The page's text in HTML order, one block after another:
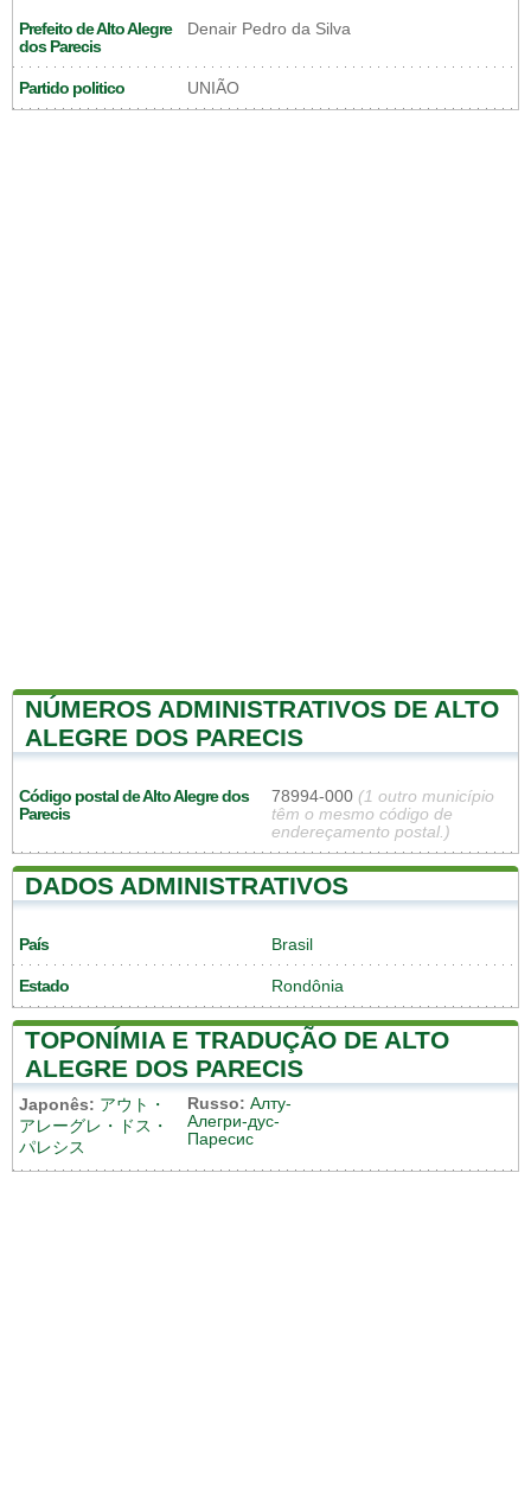
Prefeito de Alto Alegre
dos Parecis
Denair Pedro da Silva
Partido politico UNIÃO
NÚMEROS ADMINISTRATIVOS DE ALTO
ALEGRE DOS PARECIS
Código postal de Alto Alegre dos
Parecis
78994-000 (1 outro município
têm o mesmo código de
endereçamento postal.)
DADOS ADMINISTRATIVOS
País Brasil
Estado Rondônia
TOPONÍMIA E TRADUÇÃO DE ALTO
ALEGRE DOS PARECIS
Japonês: アウト・
アレーグレ・ドス・
パレシス
Russo: Алту-
Алегри-дус-
Паресис